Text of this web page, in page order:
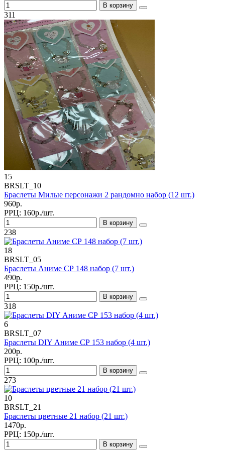
В корзину
311
15
BRSLT_10
Браслеты Милые персонажи 2 рандомно набор (12 шт.)
960р.
РРЦ: 160р./шт.
В корзину
238
18
BRSLT_05
Браслеты Аниме СР 148 набор (7 шт.)
490р.
РРЦ: 150р./шт.
В корзину
318
6
BRSLT_07
Браслеты DIY Аниме СР 153 набор (4 шт.)
200р.
РРЦ: 100р./шт.
В корзину
273
10
BRSLT_21
Браслеты цветные 21 набор (21 шт.)
1470р.
РРЦ: 150р./шт.
В корзину